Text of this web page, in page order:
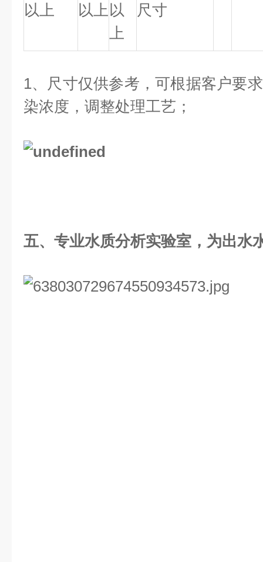
以上
以上 以
上
尺寸
1、尺寸仅供参考，可根据客户要
染浓度，调整处理工艺；
五、 专业水质分析实验室，为出水